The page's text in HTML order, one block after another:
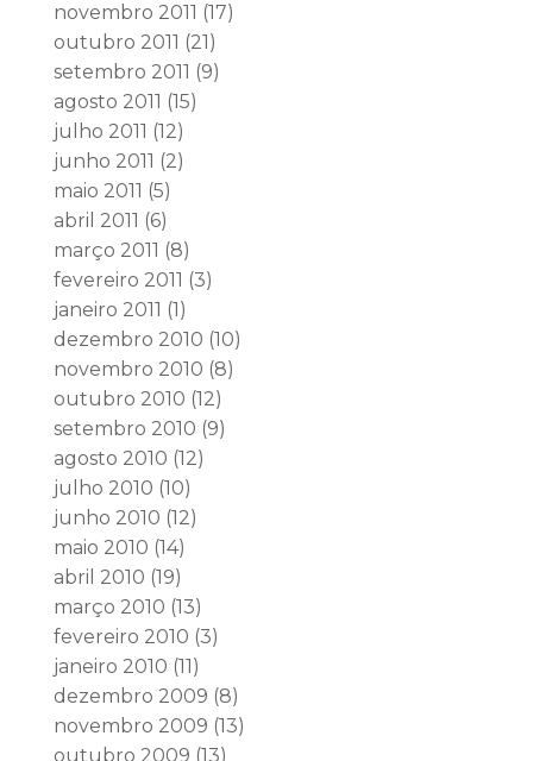
novembro 2011 (17)
outubro 2011 (21)
setembro 2011 (9)
agosto 2011 (15)
julho 2011 (12)
junho 2011 (2)
maio 2011 (5)
abril 2011 (6)
março 2011 (8)
fevereiro 2011 (3)
janeiro 2011 (1)
dezembro 2010 (10)
novembro 2010 (8)
outubro 2010 (12)
setembro 2010 (9)
agosto 2010 (12)
julho 2010 (10)
junho 2010 (12)
maio 2010 (14)
abril 2010 (19)
março 2010 (13)
fevereiro 2010 (3)
janeiro 2010 (11)
dezembro 2009 (8)
novembro 2009 (13)
outubro 2009 (13)